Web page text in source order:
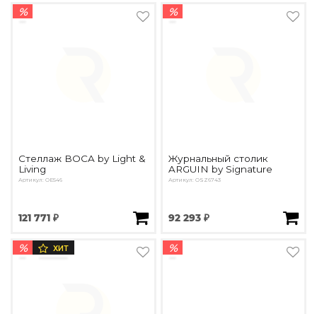
%
Стеллаж BOCA by Light &
Living
Артикул: OE546
121 771 ₽
%
Журнальный столик
ARGUIN by Signature
Артикул: OSZ6743
92 293 ₽
% ХИТ %